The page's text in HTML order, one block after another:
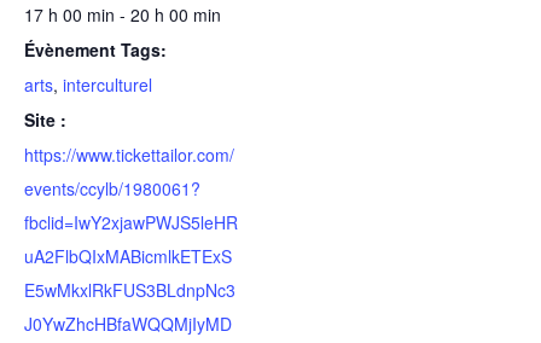
17 h 00 min - 20 h 00 min
Évènement Tags:
arts, interculturel
Site :
https://www.tickettailor.com/
events/ccylb/1980061?
fbclid=IwY2xjawPWJS5leHR
uA2FlbQIxMABicmlkETExS
E5wMkxlRkFUS3BLdnpNc3
J0YwZhcHBfaWQQMjIyMD